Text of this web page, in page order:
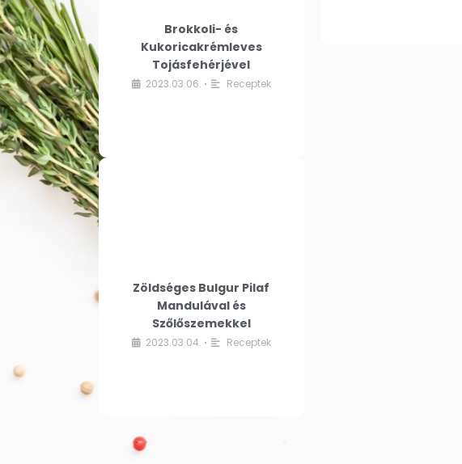
Brokkoli- és
Kukoricakrémleves
Tojásfehérjével
2023.03.06. • Receptek
Zöldséges Bulgur Pilaf
Mandulával és
Szőlőszemekkel
2023.03.04. • Receptek